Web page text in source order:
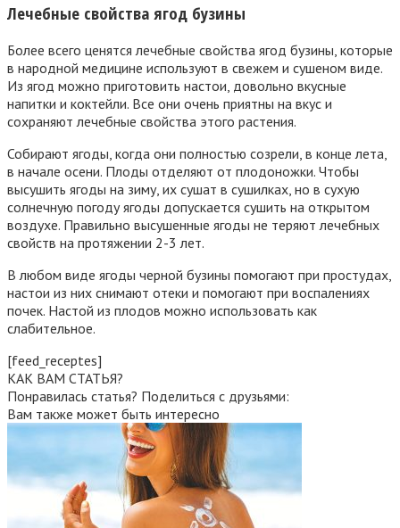
Лечебные свойства ягод бузины
Более всего ценятся лечебные свойства ягод бузины, которые
в народной медицине используют в свежем и сушеном виде.
Из ягод можно приготовить настои, довольно вкусные
напитки и коктейли. Все они очень приятны на вкус и
сохраняют лечебные свойства этого растения.
Собирают ягоды, когда они полностью созрели, в конце лета,
в начале осени. Плоды отделяют от плодоножки. Чтобы
высушить ягоды на зиму, их сушат в сушилках, но в сухую
солнечную погоду ягоды допускается сушить на открытом
воздухе. Правильно высушенные ягоды не теряют лечебных
свойств на протяжении 2-3 лет.
В любом виде ягоды черной бузины помогают при простудах,
настои из них снимают отеки и помогают при воспалениях
почек. Настой из плодов можно использовать как
слабительное.
[feed_receptes]
КАК ВАМ СТАТЬЯ?
Понравилась статья? Поделиться с друзьями:
Вам также может быть интересно